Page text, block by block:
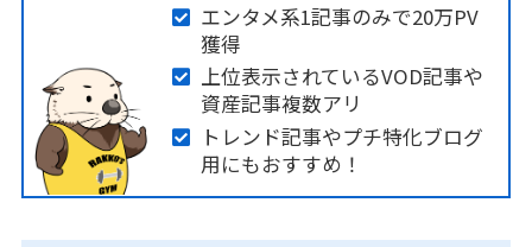
エンタメ系1記事のみで20万PV
獲得
上位表示されているVOD記事や
資産記事複数アリ
トレンド記事やプチ特化ブログ
用にもおすすめ！